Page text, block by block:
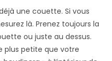
une couette. Si vous
là. Prenez toujours la
ou juste au dessus.
plus petite que votre